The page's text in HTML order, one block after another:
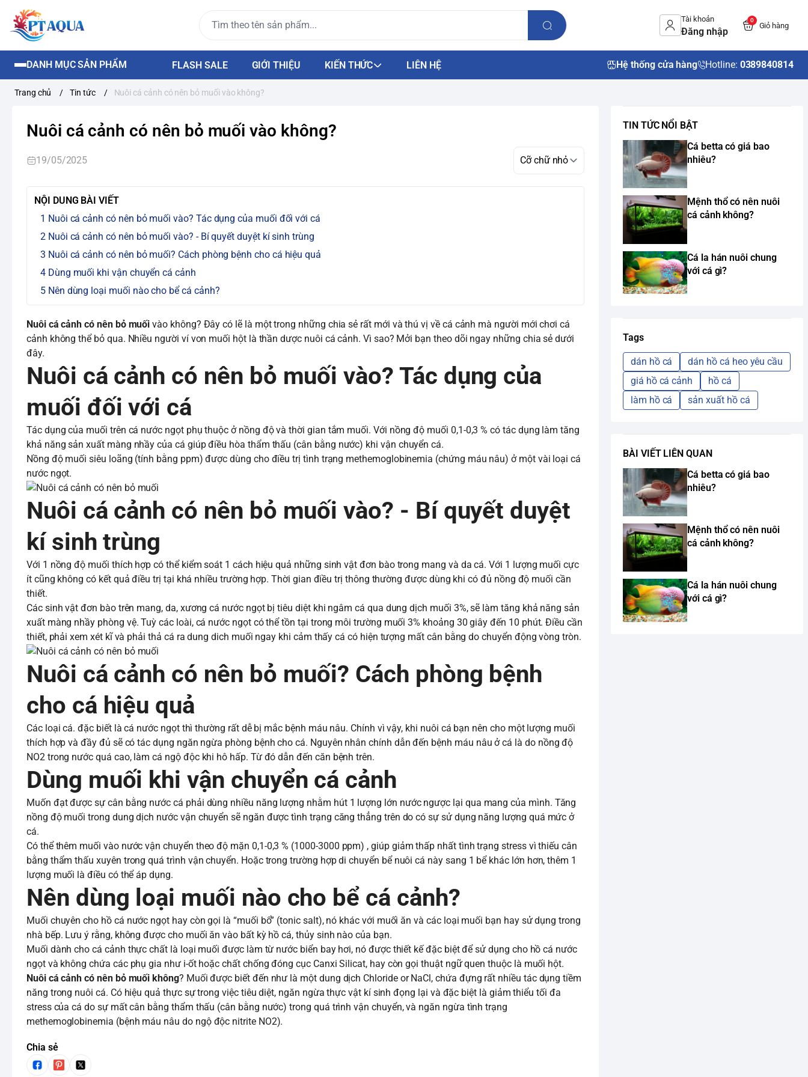
Tài khoản
Đăng nhập
0
Giỏ hàng
DANH MỤC SẢN PHẨM FLASH SALE GIỚI THIỆU KIẾN THỨC LIÊN HỆ Hệ thống cửa hàng Hotline: 0389840814
Trang chủ / Tin tức / Nuôi cá cảnh có nên bỏ muối vào không?
Nuôi cá cảnh có nên bỏ muối vào không?
19/05/2025
NỘI DUNG BÀI VIẾT
Nuôi cá cảnh có nên bỏ muối vào? Tác dụng của muối đối với cá
Nuôi cá cảnh có nên bỏ muối vào? - Bí quyết duyệt kí sinh trùng
Nuôi cá cảnh có nên bỏ muối? Cách phòng bệnh cho cá hiệu quả
Dùng muối khi vận chuyển cá cảnh
Nên dùng loại muối nào cho bể cá cảnh?
Nuôi cá cảnh có nên bỏ muối vào không? Đây có lẽ là một trong những chia sẻ rất mới và thú vị về cá cảnh mà người mới chơi cá
cảnh không thể bỏ qua. Nhiều người ví von muối hột là thần dược nuôi cá cảnh. Vì sao? Mởi bạn theo dõi ngay những chia sẻ dưới
đây.
Nuôi cá cảnh có nên bỏ muối vào? Tác dụng của
muối đối với cá
Tác dụng của muối trên cá nước ngọt phụ thuộc ở nồng độ và thời gian tắm muối. Với nồng độ muối 0,1-0,3 % có tác dụng làm tăng
khả năng sản xuất màng nhầy của cá giúp điều hòa thẩm thấu (cân bằng nước) khi vận chuyển cá.
Nồng độ muối siêu loãng (tính bằng ppm) được dùng cho điều trị tình trạng methemoglobinemia (chứng máu nâu) ở một vài loại cá
nước ngọt.
Nuôi cá cảnh có nên bỏ muối vào? - Bí quyết duyệt
kí sinh trùng
Với 1 nồng độ muối thích hợp có thể kiểm soát 1 cách hiệu quả những sinh vật đơn bào trong mang và da cá. Với 1 lượng muối cực
ít cũng không có kết quả điều trị tại khá nhiều trường hợp. Thời gian điều trị thông thường được dùng khi có đủ nồng độ muối cần
thiết.
Các sinh vật đơn bào trên mang, da, xương cá nước ngọt bị tiêu diệt khi ngâm cá qua dung dịch muối 3%, sẽ làm tăng khả năng sản
xuất màng nhầy phòng vệ. Tuỳ các loài, cá nước ngọt có thể tồn tại trong môi trường muối 3% khoảng 30 giây đến 10 phút. Điều cần
thiết, phải xem xét kĩ và phải thả cá ra dung dich muối ngay khi cảm thấy cá có hiện tượng mất cân bằng do chuyển động vòng tròn.
Nuôi cá cảnh có nên bỏ muối? Cách phòng bệnh
cho cá hiệu quả
Các loại cá. đặc biết là cá nước ngọt thì thường rất dễ bị mắc bệnh máu nâu. Chính vì vậy, khi nuôi cá bạn nên cho một lượng muối
thích hợp và đầy đủ sẽ có tác dụng ngăn ngừa phòng bệnh cho cá. Nguyên nhân chính dẫn đến bệnh máu nâu ở cá là do nồng độ
NO2 trong nước quá cao, làm cá ngộ độc khi hô hấp. Từ đó dẫn đến căn bệnh trên.
Dùng muối khi vận chuyển cá cảnh
Muốn đạt được sự cân bằng nước cá phải dùng nhiều năng lượng nhằm hút 1 lượng lớn nước ngược lại qua mang của mình. Tăng
nồng độ muối trong dung dịch nước vận chuyển sẽ ngăn được tình trạng căng thẳng trên do có sự sử dụng năng lượng quá mức ở
cá.
Có thể thêm muối vào nước vận chuyển theo độ mặn 0,1-0,3 % (1000-3000 ppm) , giúp giảm thấp nhất tình trạng stress vì thiếu cân
bằng thẩm thấu xuyên trong quá trình vận chuyển. Hoặc trong trường hợp di chuyển bể nuôi cá này sang 1 bể khác lớn hơn, thêm 1
lượng muối là điều có thể áp dụng.
Nên dùng loại muối nào cho bể cá cảnh?
Muối chuyên cho hồ cá nước ngọt hay còn gọi là “muối bổ” (tonic salt), nó khác với muối ăn và các loại muối bạn hay sử dụng trong
nhà bếp. Lưu ý rằng, không được cho muối ăn vào bất kỳ hồ cá, thủy sinh nào của bạn.
Muối dành cho cá cảnh thực chất là loại muối được làm từ nước biển bay hơi, nó được thiết kế đặc biệt để sử dụng cho hồ cá nước
ngọt và không chứa các phụ gia như i-ốt hoặc chất chống đóng cục Canxi Silicat, hay còn gọi thuật ngữ quen thuộc là muối hột.
Nuôi cá cảnh có nên bỏ muối không? Muối được biết đến như là một dung dịch Chloride or NaCl, chứa đựng rất nhiều tác dụng tiềm
năng trong nuôi cá. Có hiệu quả thực sự trong việc tiêu diệt, ngăn ngừa thực vật kí sinh đọng lại và đặc biệt là giảm thiểu tối đa
stress của cá do sự mất cân bằng thẩm thấu (cân bằng nước) trong quá trình vận chuyển, và ngăn ngừa tình trạng
methemoglobinemia (bệnh máu nâu do ngộ độc nitrite NO2).
Chia sẻ
TIN TỨC NỔI BẬT
Cá betta có giá bao
nhiêu?
Mệnh thổ có nên nuôi
cá cảnh không?
Cá la hán nuôi chung
với cá gì?
Tags
dán hồ cá
dán hồ cá heo yêu cầu
giá hồ cá cảnh
hồ cá
làm hồ cá
sản xuất hồ cá
BÀI VIẾT LIÊN QUAN
Cá betta có giá bao
nhiêu?
Mệnh thổ có nên nuôi
cá cảnh không?
Cá la hán nuôi chung
với cá gì?